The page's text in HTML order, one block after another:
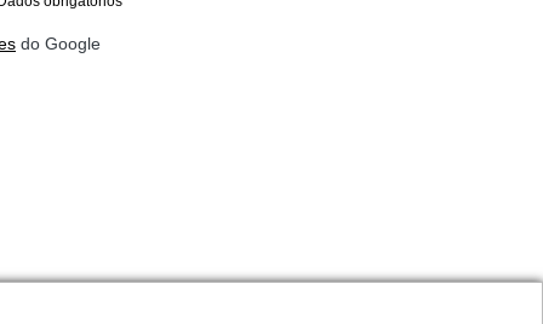
do Google